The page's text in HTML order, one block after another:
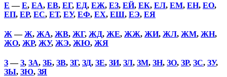
Е —Е, ЕА, ЕВ, ЕГ, ЕД, ЕЖ, ЕЗ, ЕЙ, ЕК, ЕЛ, ЕМ, ЕН, ЕО,
ЕП, ЕР, ЕС, ЕТ, ЕУ, ЕФ, ЕХ, ЕШ, ЕЭ, ЕЯ
Ж —Ж, ЖА, ЖВ, ЖГ, ЖД, ЖЕ, ЖЖ, ЖИ, ЖЛ, ЖМ, ЖН,
ЖО, ЖР, ЖУ, ЖЭ, ЖЮ, ЖЯ
З—З, ЗА, ЗБ, ЗВ, ЗГ, ЗД, ЗЕ, ЗИ, ЗЛ, ЗМ, ЗН, ЗО, ЗР, ЗС, ЗУ,
ЗЫ, ЗЮ, ЗЯ